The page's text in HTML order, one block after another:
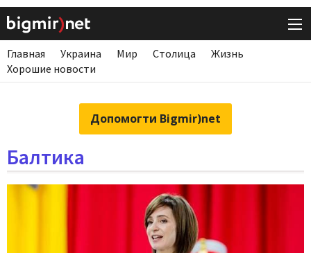
Главная Украина Мир Столица
Жизнь
Хорошие новости
Допомогти Bigmir)net
Балтика